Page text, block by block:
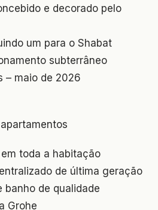
e decorado pelo
um para o Shabat
subterrâneo
– maio de 2026
toda a habitação
de última geração
banho de qualidade
Grohe